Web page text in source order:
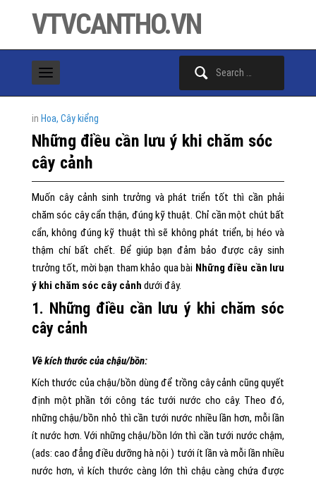
VTVCANTHO.VN
in Hoa, Cây kiểng
Những điều cần lưu ý khi chăm sóc
cây cảnh
Muốn cây cảnh sinh trưởng và phát triển tốt thì cần phải
chăm sóc cây cẩn thận, đúng kỹ thuật. Chỉ cần một chút bất
cẩn, không đúng kỹ thuật thì sẽ không phát triển, bị héo và
thậm chí bất chết. Để giúp bạn đảm bảo được cây sinh
trưởng tốt, mời bạn tham khảo qua bài Những điều cần lưu
ý khi chăm sóc cây cảnh dưới đây.
1. Những điều cần lưu ý khi chăm sóc
cây cảnh
Về kích thước của chậu/bồn:
Kích thước của chậu/bồn dùng để trồng cây cảnh cũng quyết
định một phần tới công tác tưới nước cho cây. Theo đó,
những chậu/bồn nhỏ thì cần tưới nước nhiều lần hơn, mỗi lần
ít nước hơn. Với những chậu/bồn lớn thì cần tưới nước chậm,
(ads: cao đẳng điều dưỡng hà nội ) tưới ít lần và mỗi lần nhiều
nước hơn, vì kích thước càng lớn thì chậu càng chứa được